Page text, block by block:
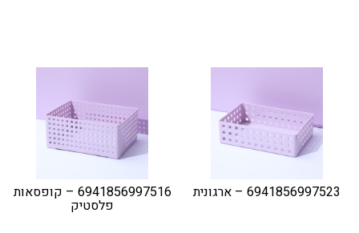
6941856997523 – ארגונית 6941856997516 – קופסאות
פלסטיק